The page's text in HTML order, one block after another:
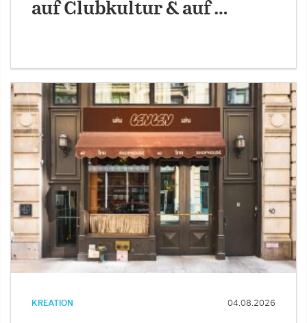
auf Clubkultur & auf …
KREATION 04.08.2026